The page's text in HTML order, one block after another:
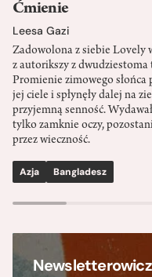
Ćmienie
Leesa Gazi
Zadowolona z siebie Lovely
z autorikszy z dwudziestoma
Promienie zimowego słońca
jej ciele i spłynęły dalej na
przyjemną senność.
tylko zamknie oczy,
przez wieczność.
Azja Bangladesz